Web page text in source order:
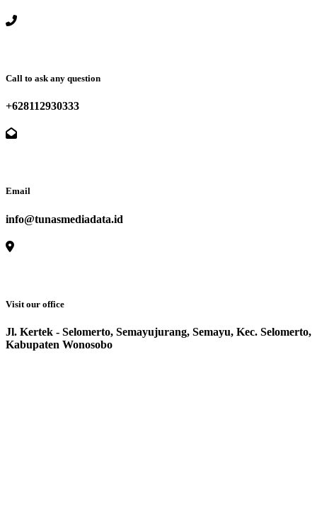
Call to ask any question
+628112930333
Email
info@tunasmediadata.id
Visit our office
Jl. Kertek - Selomerto, Semayujurang, Semayu, Kec. Selomerto,
Kabupaten Wonosobo